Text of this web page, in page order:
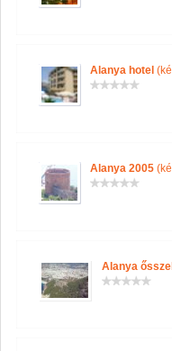
Alanya hotel
Alanya 2005
Alanya ősszel